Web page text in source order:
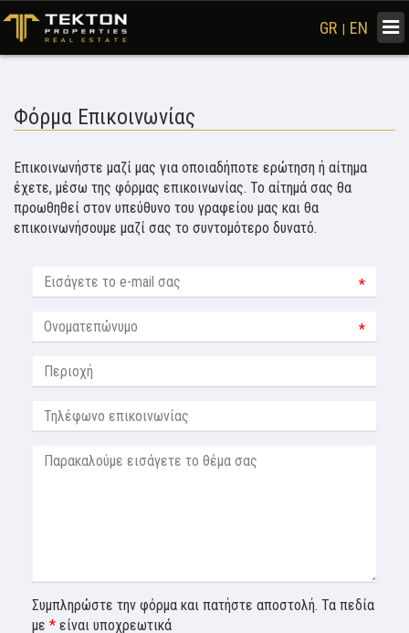
GR | EN
Φόρμα Επικοινωνίας
Επικοινωνήστε μαζί μας για οποιαδήποτε ερώτηση ή αίτημα
έχετε, μέσω της φόρμας επικοινωνίας. Το αίτημά σας θα
προωθηθεί στον υπεύθυνο του γραφείου μας και θα
επικοινωνήσουμε μαζί σας το συντομότερο δυνατό.
*
*
Συμπληρώστε την φόρμα και πατήστε αποστολή. Τα πεδία
με * είναι υποχρεωτικά